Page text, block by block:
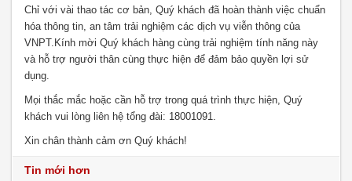
Chỉ với vài thao tác cơ bản, Quý khách đã hoàn thành việc chuẩn
hóa thông tin, an tâm trải nghiệm các dịch vụ viễn thông của
VNPT.Kính mời Quý khách hàng cùng trải nghiệm tính năng này
và hỗ trợ người thân cùng thực hiện để đảm bảo quyền lợi sử
dụng.
Mọi thắc mắc hoặc cần hỗ trợ trong quá trình thực hiện, Quý
khách vui lòng liên hệ tổng đài: 18001091.
Xin chân thành cảm ơn Quý khách!
Tin mới hơn